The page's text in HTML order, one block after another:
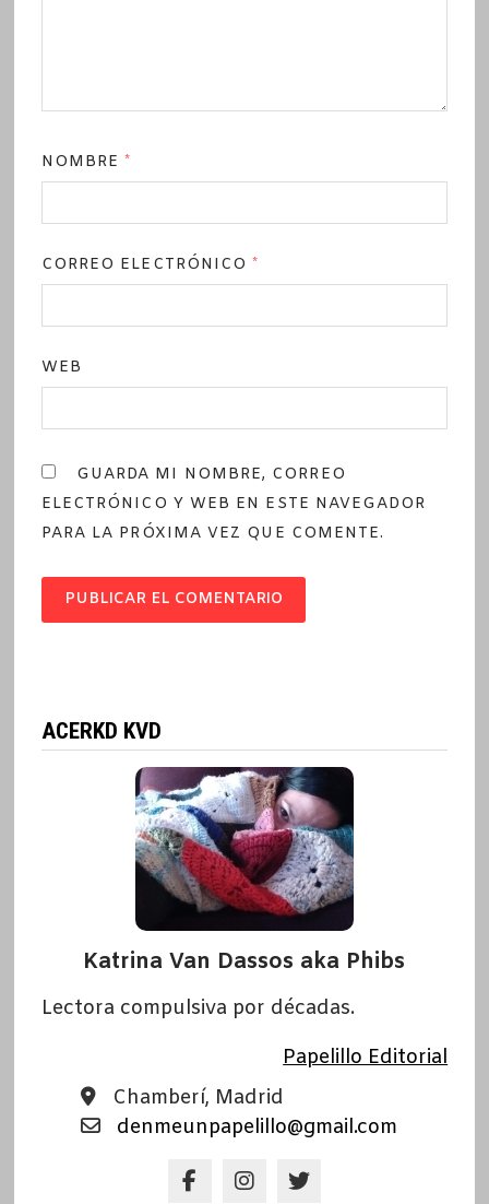
NOMBRE*
CORREO ELECTRÓNICO*
WEB
GUARDA MI NOMBRE, CORREO
ELECTRÓNICO Y WEB EN ESTE NAVEGADOR
PARA LA PRÓXIMA VEZ QUE COMENTE.
ACERKD KVD
Katrina Van Dassos aka Phibs
Lectora compulsiva por décadas.
Papelillo Editorial
Chamberí, Madrid
denmeunpapelillo@gmail.com